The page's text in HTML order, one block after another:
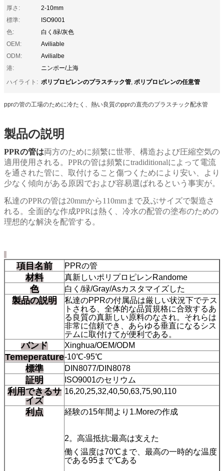
厚さ:
2-10mm
標準:
ISO9001
色:
白く/緑/灰色
OEM:
Aviliable
ODM:
Avilialbe
港:
ニンポー/上海
ハイライト: ポリプロピレンのプラスチック管, ポリプロピレンの任意管
pprの管の工場のために冷たく、熱い良質のpprの直売のプラスチック配水管
製品の説明
PPRの管は両方のために頻繁に世帯、構造および圧縮空気の
適用使用される。PPRの管は頻繁にtradiditionalによって電流
を通された管に、取付けること傷つくためにより安い、より
少なく傾向がある原因でおよび容易選ばれるという事実が。
私達のPPRの管は20mmから110mmまで及ぶサイズで製造さ
れる。全面的な作成PPRは熱く、冷水の配管の塗布のための
理想的な解決を配管する。
項目名前 PPRの管
材料 真新しいポリプロピレンRandome
色 白く/緑/Gray/Asカスタマイズした
製品の説明
私達のPPRの付属品は厳しい状況下でテス
トされる、全体的な品質規格に合致するあ
る良質の真新しい原料のなされ。それらは
非常に信頼でき、あらゆる垂直になるシス
テムに取付けてが便利である。
バンド Xinghua/OEM/ODM
Temeperature-10℃-95℃
標準 DIN8077/DIN8078
証明 ISO9001のセリウム
利用できるサ
イズ
16,20,25,32,40,50,63,75,90,110
利点 経験の15年間より1.Moreの作成
2。高温抵抗:最高は支えた
働く温度は70℃まで、最高の一時的な温度
である95まで℃ある